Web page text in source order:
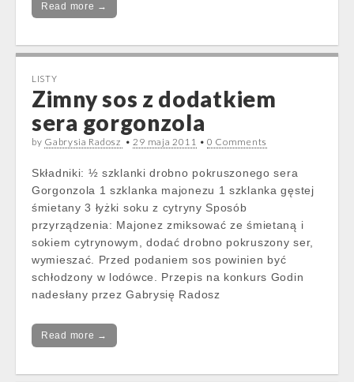
Read more →
LISTY
Zimny sos z dodatkiem
sera gorgonzola
by Gabrysia Radosz •29 maja 2011 • 0 Comments
Składniki: ½ szklanki drobno pokruszonego sera
Gorgonzola 1 szklanka majonezu 1 szklanka gęstej
śmietany 3 łyżki soku z cytryny Sposób
przyrządzenia: Majonez zmiksować ze śmietaną i
sokiem cytrynowym, dodać drobno pokruszony ser,
wymieszać. Przed podaniem sos powinien być
schłodzony w lodówce. Przepis na konkurs Godin
nadesłany przez Gabrysię Radosz
Read more →